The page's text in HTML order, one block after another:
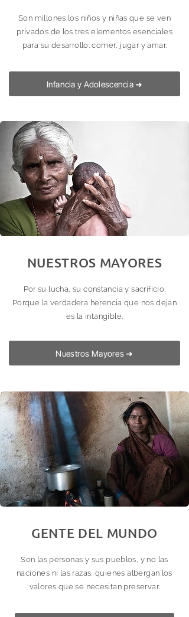
Son millones los niños y niñas que se ven
privados de los tres elementos esenciales
para su desarrollo: comer, jugar y amar.
Infancia y Adolescencia ➜
NUESTROS MAYORES
Por su lucha, su constancia y sacrificio.
Porque la verdadera herencia que nos dejan
es la intangible.
Nuestros Mayores ➜
GENTE DEL MUNDO
Son las personas y sus pueblos, y no las
naciones ni las razas, quienes albergan los
valores que se necesitan preservar.